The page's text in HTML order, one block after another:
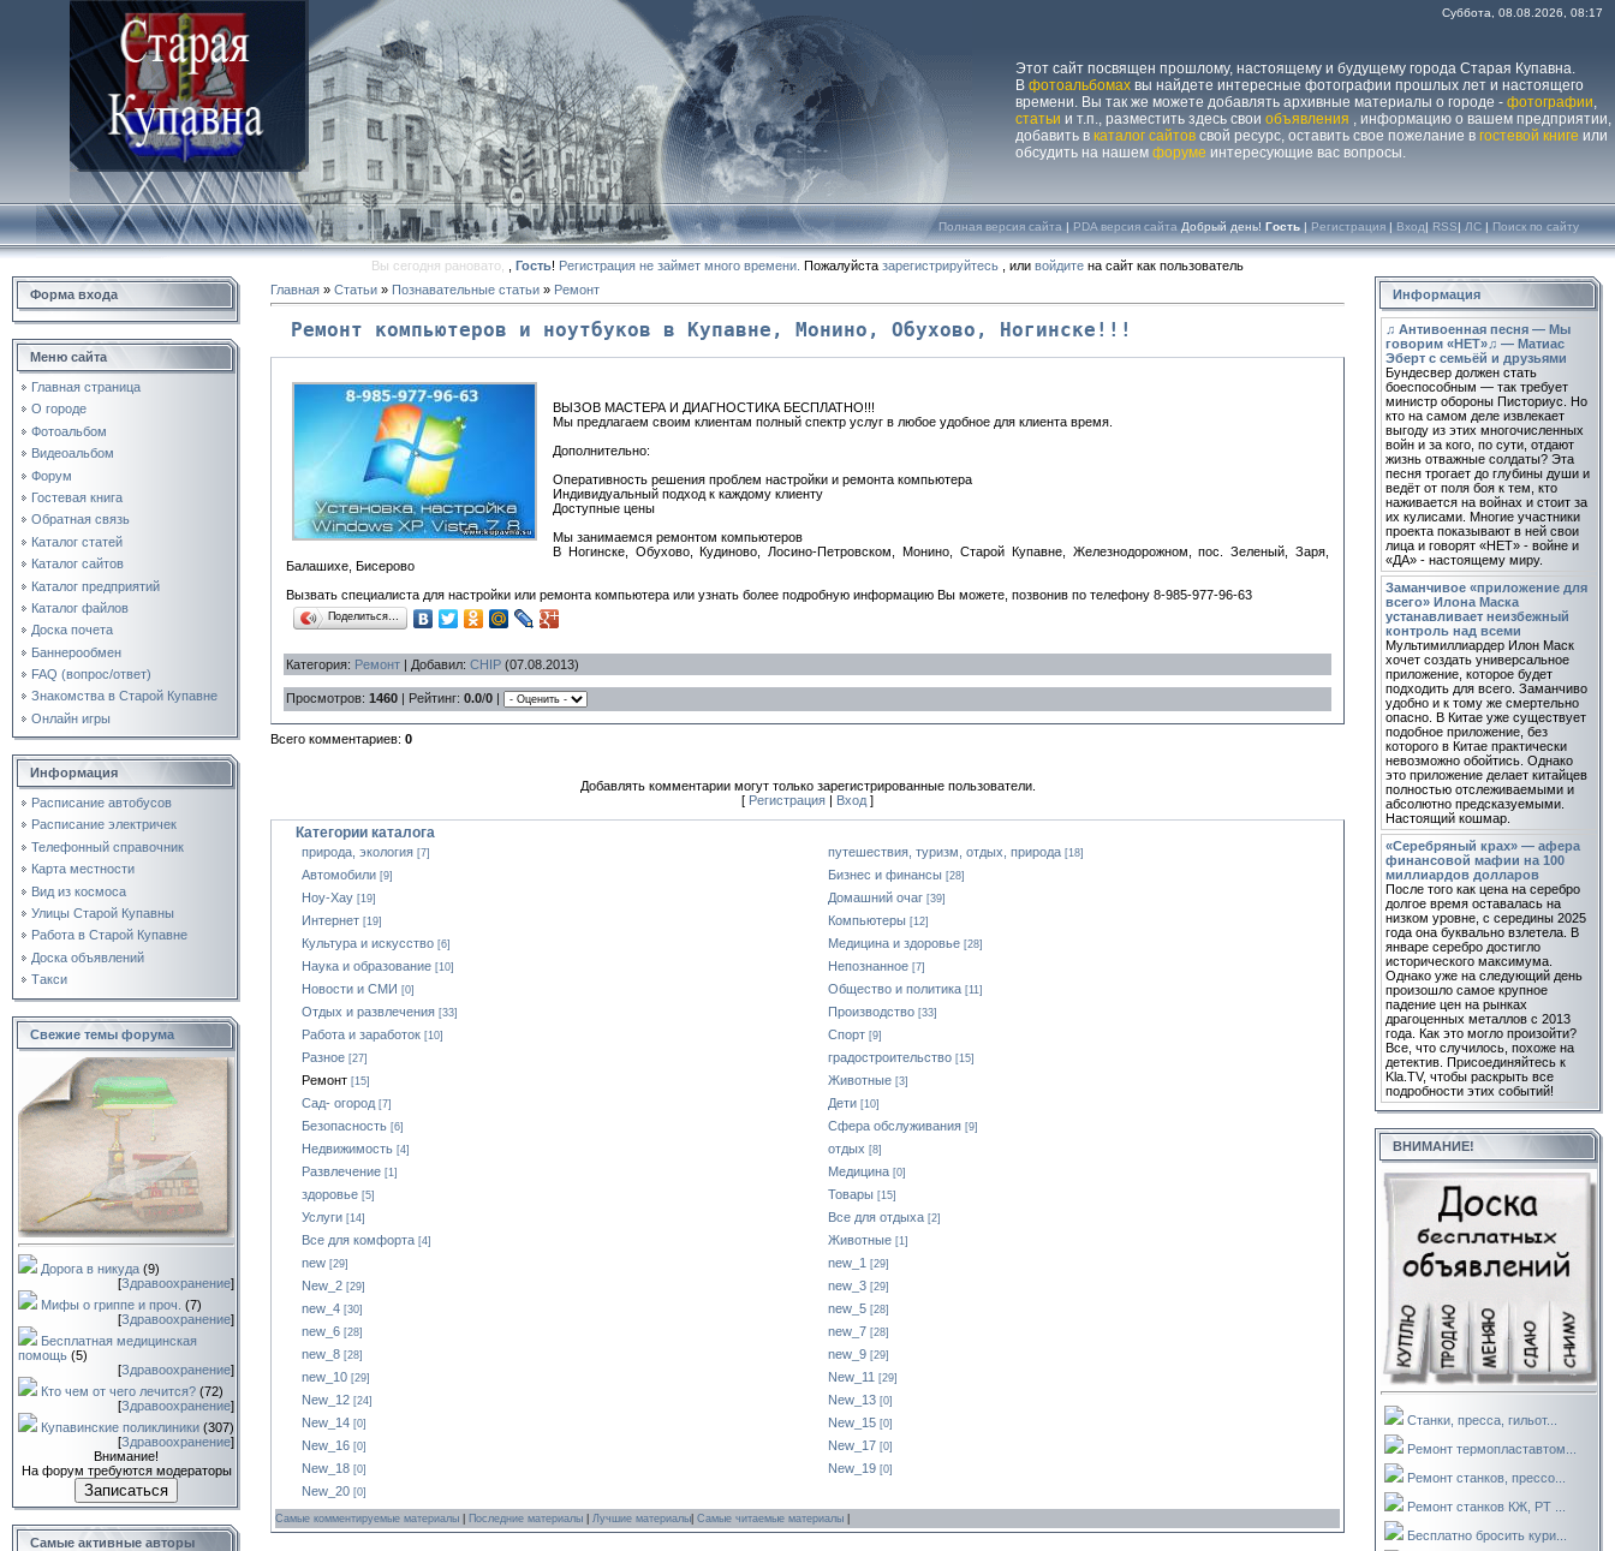
Этот сайт посвящен прошлому, настоящему и будущему города Старая Купавна.
В фотоальбомах вы найдете интересные фотографии прошлых лет и настоящего
времени. Вы так же можете добавлять архивные материалы о городе - фотографии,
статьи и т.п., разместить здесь свои объявления , информацию о вашем предприятии,
добавить в каталог сайтов свой ресурс, оставить свое пожелание в гостевой книге или
обсудить на нашем форуме интересующие вас вопросы.
Суббота, 08.08.2026, 08:17
Полная версия сайта | PDA версия сайта Добрый день! Гость | Регистрация | Вход| RSS| ЛС | Поиск по сайту
Вы сегодня рановато, Гость! Регистрация не займет много времени. Пожалуйста зарегистрируйтесь , или войдите на сайт как пользователь
Форма входа
Меню сайта
Главная страница
О городе
Фотоальбом
Видеоальбом
Форум
Гостевая книга
Обратная связь
Каталог статей
Каталог сайтов
Каталог предприятий
Каталог файлов
Доска почета
Баннерообмен
FAQ (вопрос/ответ)
Знакомства в Старой Купавне
Онлайн игры
Информация
Расписание автобусов
Расписание электричек
Телефонный справочник
Карта местности
Вид из космоса
Улицы Старой Купавны
Работа в Старой Купавне
Доска объявлений
Такси
Свежие темы форума
Дорога в никуда (9)
[Здравоохранение]
Мифы о гриппе и проч. (7)
[Здравоохранение]
Бесплатная медицинская
помощь (5)
[Здравоохранение]
Кто чем от чего лечится? (72)
[Здравоохранение]
Купавинские поликлиники (307)
[Здравоохранение]
Внимание!
На форум требуются модераторы
Записаться
Самые активные авторы
Главная » Статьи » Познавательные статьи » Ремонт
Ремонт компьютеров и ноутбуков в Купавне, Монино, Обухово, Ногинске!!!
ВЫЗОВ МАСТЕРА И ДИАГНОСТИКА БЕСПЛАТНО!!!
Мы предлагаем своим клиентам полный спектр услуг в любое удобное для клиента время.
Дополнительно:
Оперативность решения проблем настройки и ремонта компьютера
Индивидуальный подход к каждому клиенту
Доступные цены
Мы занимаемся ремонтом компьютеров
В Ногинске, Обухово, Кудиново, Лосино-Петровском, Монино, Старой Купавне, Железнодорожном, пос. Зеленый, Заря,
Балашихе, Бисерово
Вызвать специалиста для настройки или ремонта компьютера или узнать более подробную информацию Вы можете, позвонив по телефону 8-985-977-96-63
Поделиться…
Категория: Ремонт Добавил: CHIP (07.08.2013)
Просмотров: 1460 Рейтинг: 0.0/0
Всего комментариев: 0
Добавлять комментарии могут только зарегистрированные пользователи.
[ Регистрация Вход ]
Категории каталога
природа, экология [7] путешествия, туризм, отдых, природа [18]
Автомобили [9] Бизнес и финансы [28]
Ноу-Хау [19] Домашний очаг [39]
Интернет [19] Компьютеры [12]
Культура и искусство [6] Медицина и здоровье [28]
Наука и образование [10] Непознанное [7]
Новости и СМИ [0] Общество и политика [11]
Отдых и развлечения [33] Производство [33]
Работа и заработок [10] Спорт [9]
Разное [27] градостроительство [15]
Ремонт [15] Животные [3]
Сад- огород [7] Дети [10]
Безопасность [6] Сфера обслуживания [9]
Недвижимость [4] отдых [8]
Развлечение [1] Медицина [0]
здоровье [5] Товары [15]
Услуги [14] Все для отдыха [2]
Все для комфорта [4] Животные [1]
new [29] new_1 [29]
New_2 [29] new_3 [29]
new_4 [30] new_5 [28]
new_6 [28] new_7 [28]
new_8 [28] new_9 [29]
new_10 [29] New_11 [29]
New_12 [24] New_13 [0]
New_14 [0] New_15 [0]
New_16 [0] New_17 [0]
New_18 [0] New_19 [0]
New_20 [0]
Самые комментируемые материалы Последние материалы Лучшие материалы Самые читаемые материалы
Информация
♫ Антивоенная песня — Мы
говорим «НЕТ»♫ — Матиас
Эберт с семьёй и друзьями
Бундесвер должен стать
боеспособным — так требует
министр обороны Писториус. Но
кто на самом деле извлекает
выгоду из этих многочисленных
войн и за кого, по сути, отдают
жизнь отважные солдаты? Эта
песня трогает до глубины души и
ведёт от поля боя к тем, кто
наживается на войнах и стоит за
их кулисами. Многие участники
проекта показывают в ней свои
лица и говорят «НЕТ» - войне и
«ДА» - настоящему миру.
Заманчивое «приложение для
всего» Илона Маска
устанавливает неизбежный
контроль над всеми
Мультимиллиардер Илон Маск
хочет создать универсальное
приложение, которое будет
подходить для всего. Заманчиво
удобно и к тому же смертельно
опасно. В Китае уже существует
подобное приложение, без
которого в Китае практически
невозможно обойтись. Однако
это приложение делает китайцев
полностью отслеживаемыми и
абсолютно предсказуемыми.
Настоящий кошмар.
«Серебряный крах» — афера
финансовой мафии на 100
миллиардов долларов
После того как цена на серебро
долгое время оставалась на
низком уровне, с середины 2025
года она буквально взлетела. В
январе серебро достигло
исторического максимума.
Однако уже на следующий день
произошло самое крупное
падение цен на рынках
драгоценных металлов с 2013
года. Как это могло произойти?
Все, что случилось, похоже на
детектив. Присоединяйтесь к
Kla.TV, чтобы раскрыть все
подробности этих событий!
ВНИМАНИЕ!
Станки, пресса, гильот...
Ремонт термопластавтом...
Ремонт станков, прессо...
Ремонт станков КЖ, РТ ...
Бесплатно бросить кури...